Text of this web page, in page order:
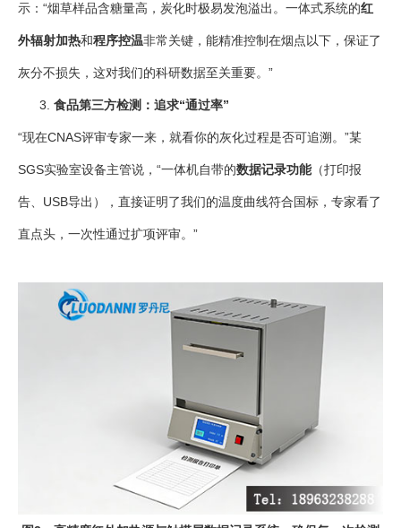
示：“烟草样品含糖量高，炭化时极易发泡溢出。一体式系统的红
外辐射加热和程序控温非常关键，能精准控制在烟点以下，保证了
灰分不损失，这对我们的科研数据至关重要。”
食品第三方检测：追求“通过率”
“现在CNAS评审专家一来，就看你的灰化过程是否可追溯。”某
SGS实验室设备主管说，“一体机自带的数据记录功能（打印报
告、USB导出），直接证明了我们的温度曲线符合国标，专家看了
直点头，一次性通过扩项评审。”